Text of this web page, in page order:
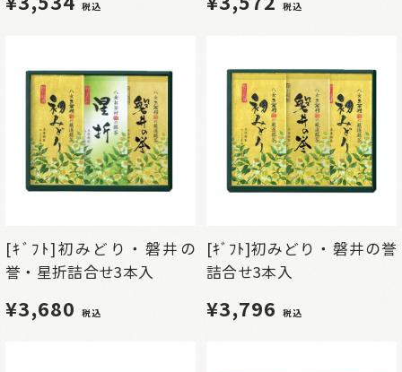
税込 税込
[ｷﾞﾌﾄ]初みどり・磐井の
誉・星折詰合せ3本入
¥3,680 税込
[ｷﾞﾌﾄ]初みどり・磐井の誉
詰合せ3本入
¥3,796 税込